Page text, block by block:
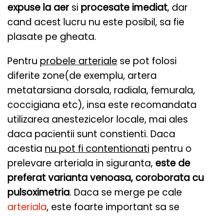
expuse la aer si procesate imediat, dar
cand acest lucru nu este posibil, sa fie
plasate pe gheata.
Pentru probele arteriale se pot folosi
diferite zone(de exemplu, artera
metatarsiana dorsala, radiala, femurala,
coccigiana etc), insa este recomandata
utilizarea anestezicelor locale, mai ales
daca pacientii sunt constienti. Daca
acestia nu pot fi contentionati pentru o
prelevare arteriala in siguranta, este de
preferat variantavenoasa, coroborata cu
pulsoximetria. Daca se merge pe cale
arteriala, este foarte important sa se